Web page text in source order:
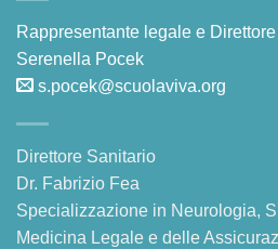
Rappresentante legale e
Serenella Pocek
s.pocek@scuolaviva.org
Direttore Sanitario
Dr. Fabrizio Fea
Specializzazione in Neurologia,
Medicina Legale e delle